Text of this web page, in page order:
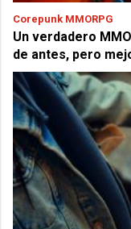
Corepunk MMORPG
Un verdadero
de antes, pero